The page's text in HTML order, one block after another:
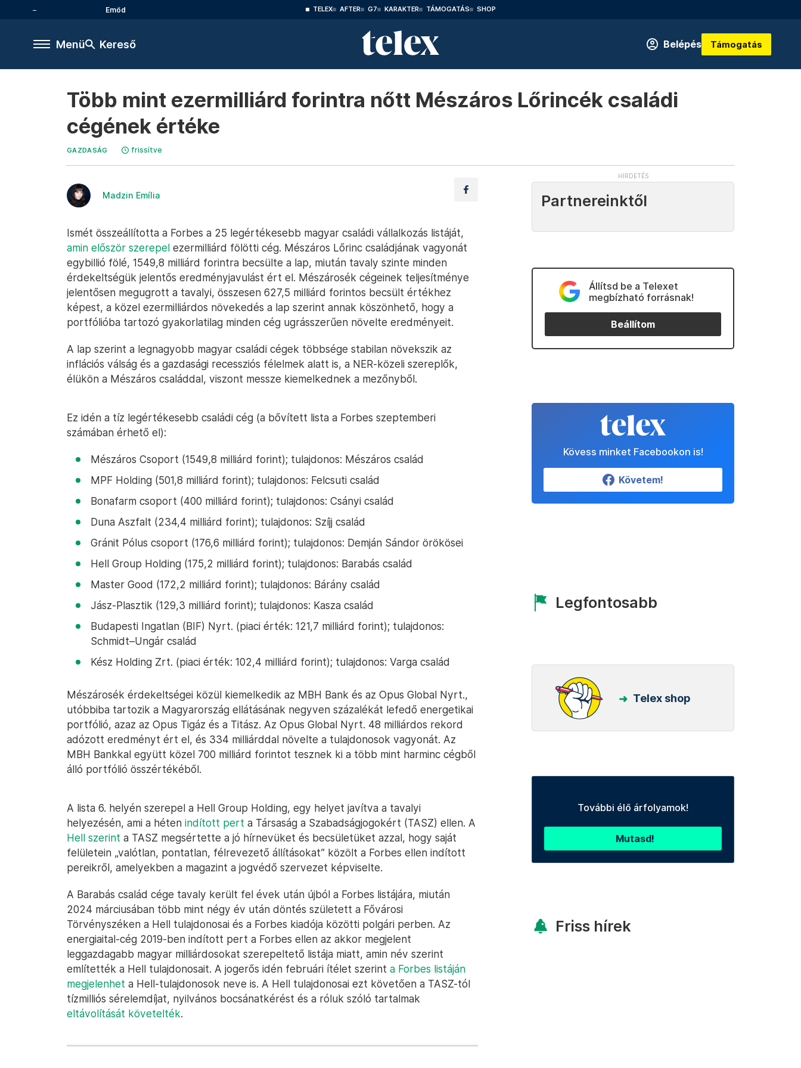
Emőd TELEX AFTER G7 KARAKTER TÁMOGATÁS SHOP
Menü Kereső Belépés Támogatás
Több mint ezermilliárd forintra nőtt Mészáros Lőrincék családi
cégének értéke
GAZDASÁG frissítve
Madzin Emília
Ismét összeállította a Forbes a 25 legértékesebb magyar családi vállalkozás listáját,
amin először szerepel ezermilliárd fölötti cég. Mészáros Lőrinc családjának vagyonát
egybillió fölé, 1549,8 milliárd forintra becsülte a lap, miután tavaly szinte minden
érdekeltségük jelentős eredményjavulást ért el. Mészárosék cégeinek teljesítménye
jelentősen megugrott a tavalyi, összesen 627,5 milliárd forintos becsült értékhez
képest, a közel ezermilliárdos növekedés a lap szerint annak köszönhető, hogy a
portfólióba tartozó gyakorlatilag minden cég ugrásszerűen növelte eredményeit.
A lap szerint a legnagyobb magyar családi cégek többsége stabilan növekszik az
inflációs válság és a gazdasági recessziós félelmek alatt is, a NER-közeli szereplők,
élükön a Mészáros családdal, viszont messze kiemelkednek a mezőnyből.
Ez idén a tíz legértékesebb családi cég (a bővített lista a Forbes szeptemberi
számában érhető el):
Mészáros Csoport (1549,8 milliárd forint); tulajdonos: Mészáros család
MPF Holding (501,8 milliárd forint); tulajdonos: Felcsuti család
Bonafarm csoport (400 milliárd forint); tulajdonos: Csányi család
Duna Aszfalt (234,4 milliárd forint); tulajdonos: Szíjj család
Gránit Pólus csoport (176,6 milliárd forint); tulajdonos: Demján Sándor örökösei
Hell Group Holding (175,2 milliárd forint); tulajdonos: Barabás család
Master Good (172,2 milliárd forint); tulajdonos: Bárány család
Jász-Plasztik (129,3 milliárd forint); tulajdonos: Kasza család
Budapesti Ingatlan (BIF) Nyrt. (piaci érték: 121,7 milliárd forint); tulajdonos:
Schmidt–Ungár család
Kész Holding Zrt. (piaci érték: 102,4 milliárd forint); tulajdonos: Varga család
Mészárosék érdekeltségei közül kiemelkedik az MBH Bank és az Opus Global Nyrt.,
utóbbiba tartozik a Magyarország ellátásának negyven százalékát lefedő energetikai
portfólió, azaz az Opus Tigáz és a Titász. Az Opus Global Nyrt. 48 milliárdos rekord
adózott eredményt ért el, és 334 milliárddal növelte a tulajdonosok vagyonát. Az
MBH Bankkal együtt közel 700 milliárd forintot tesznek ki a több mint harminc cégből
álló portfólió összértékéből.
A lista 6. helyén szerepel a Hell Group Holding, egy helyet javítva a tavalyi
helyezésén, ami a héten indított pert a Társaság a Szabadságjogokért (TASZ) ellen. A
Hell szerint a TASZ megsértette a jó hírnevüket és becsületüket azzal, hogy saját
felületein „valótlan, pontatlan, félrevezető állításokat” közölt a Forbes ellen indított
pereikről, amelyekben a magazint a jogvédő szervezet képviselte.
A Barabás család cége tavaly került fel évek után újból a Forbes listájára, miután
2024 márciusában több mint négy év után döntés született a Fővárosi
Törvényszéken a Hell tulajdonosai és a Forbes kiadója közötti polgári perben. Az
energiaital-cég 2019-ben indított pert a Forbes ellen az akkor megjelent
leggazdagabb magyar milliárdosokat szerepeltető listája miatt, amin név szerint
említették a Hell tulajdonosait. A jogerős idén februári ítélet szerint a Forbes listáján
megjelenhet a Hell-tulajdonosok neve is. A Hell tulajdonosai ezt követően a TASZ-tól
tízmilliós sérelemdíjat, nyilvános bocsánatkérést és a róluk szóló tartalmak
eltávolítását követelték.
Partnereinktől
Állítsd be a Telexet
megbízható forrásnak!
Beállítom
Kövess minket Facebookon is!
Követem!
Legfontosabb
Telex shop
További élő árfolyamok!
Mutasd!
Friss hírek